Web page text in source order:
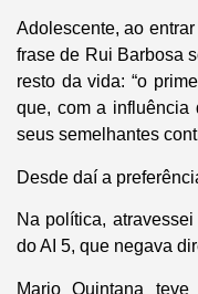
Adolescente, ao
frase de Rui Barbosa
resto da vida: “o
que, com a influência
seus semelhantes
Desde daí a
Na política,
do AI 5, que negava
Mario Quintana